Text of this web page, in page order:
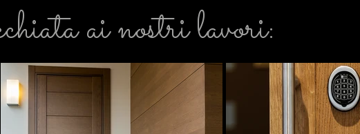
ai nostri lavori: